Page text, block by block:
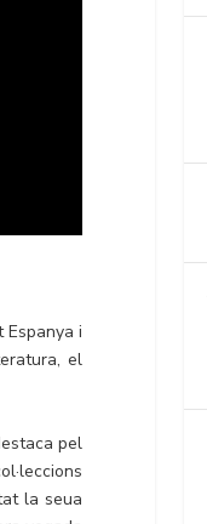
i
el
pel
la seua